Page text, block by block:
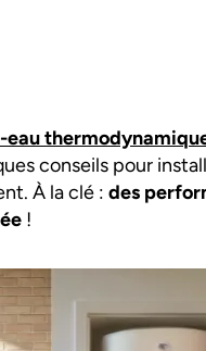
conseils pour
À la clé : des
!